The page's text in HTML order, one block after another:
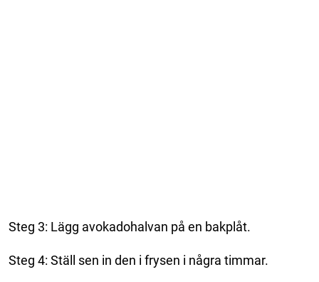
Steg 3: Lägg avokadohalvan på en bakplåt.
Steg 4: Ställ sen in den i frysen i några timmar.